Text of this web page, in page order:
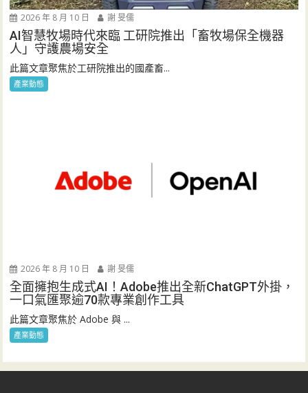
2026 年 8 月 10 日 謝 旻儒
AI智慧牧場時代來臨 工研院推出「畜牧場保全機器
人」守護農場安全
此篇文章聚焦於工研院推出的國產畜...
產業動態
2026 年 8 月 10 日 謝 旻儒
全面擁抱生成式AI！Adobe推出全新ChatGPT外掛，
一口氣匯聚逾70款專業創作工具
此篇文章聚焦於 Adobe 與 ...
產業動態